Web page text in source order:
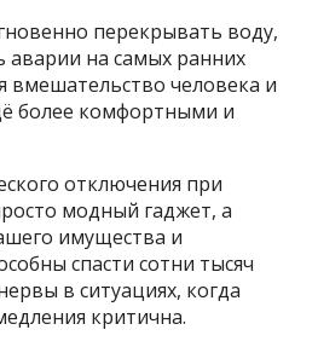
перекрывать воду,
на самых ранних
вмешательство человека и
более комфортными и
отключения при
модный гаджет, а
имущества и
спасти сотни тысяч
в ситуациях, когда
критична.